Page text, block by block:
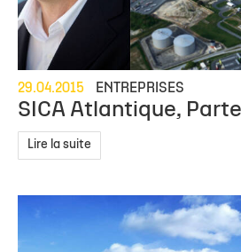
29.04.2015 ENTREPRISES
SICA Atlantique,
Lire la suite